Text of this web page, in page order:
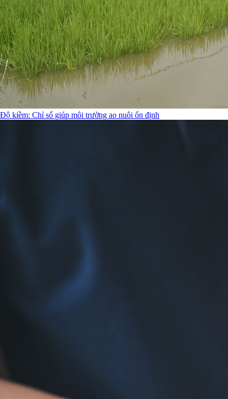
Độ kiềm: Chỉ số giúp môi trường ao nuôi ổn định